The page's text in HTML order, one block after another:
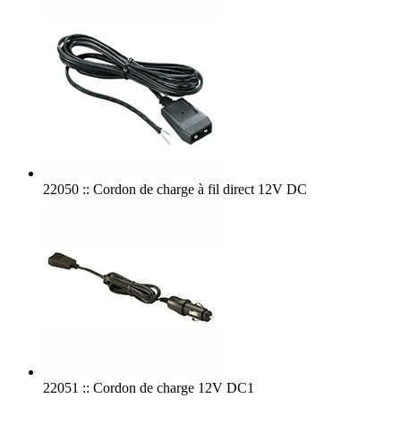
22050 :: Cordon de charge à fil direct 12V DC
22051 :: Cordon de charge 12V DC1